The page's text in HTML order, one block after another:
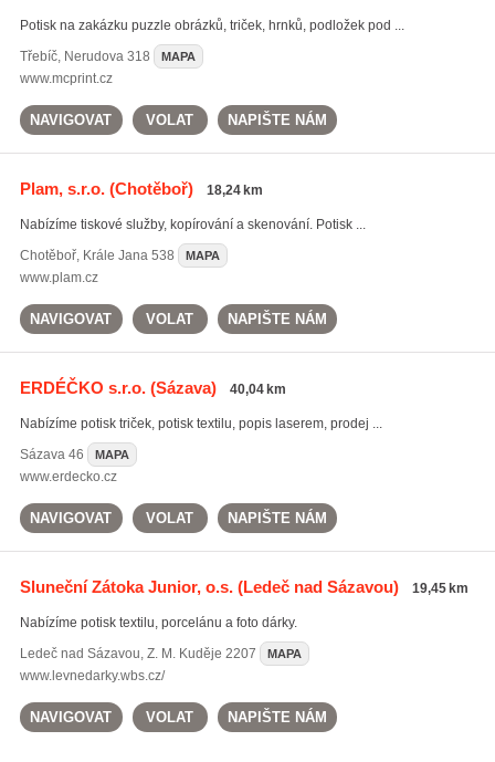
Potisk na zakázku puzzle obrázků, triček, hrnků, podložek pod ...
Třebíč, Nerudova 318 MAPA
www.mcprint.cz
NAVIGOVAT VOLAT NAPIŠTE NÁM
Plam, s.r.o.(Chotěboř) 18,24 km
Nabízíme tiskové služby, kopírování a skenování. Potisk ...
Chotěboř, Krále Jana 538 MAPA
www.plam.cz
NAVIGOVAT VOLAT NAPIŠTE NÁM
ERDÉČKO s.r.o.(Sázava) 40,04 km
Nabízíme potisk triček, potisk textilu, popis laserem, prodej ...
Sázava46 MAPA
www.erdecko.cz
NAVIGOVAT VOLAT NAPIŠTE NÁM
Sluneční Zátoka Junior, o.s.(Ledeč nad Sázavou) 19,45 km
Nabízíme potisk textilu, porcelánu a foto dárky.
Ledeč nad Sázavou, Z. M. Kuděje 2207 MAPA
www.levnedarky.wbs.cz/
NAVIGOVAT VOLAT NAPIŠTE NÁM